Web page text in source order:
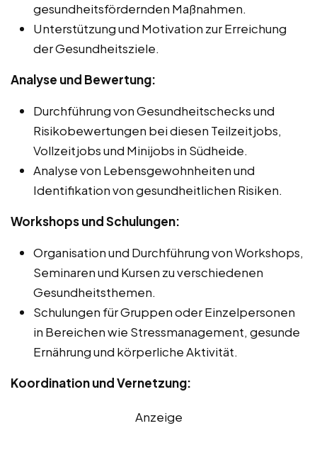
gesundheitsfördernden Maßnahmen.
Unterstützung und Motivation zur Erreichung
der Gesundheitsziele.
Analyse und Bewertung:
Durchführung von Gesundheitschecks und
Risikobewertungen bei diesen Teilzeitjobs,
Vollzeitjobs und Minijobs in Südheide.
Analyse von Lebensgewohnheiten und
Identifikation von gesundheitlichen Risiken.
Workshops und Schulungen:
Organisation und Durchführung von Workshops,
Seminaren und Kursen zu verschiedenen
Gesundheitsthemen.
Schulungen für Gruppen oder Einzelpersonen
in Bereichen wie Stressmanagement, gesunde
Ernährung und körperliche Aktivität.
Koordination und Vernetzung:
Anzeige